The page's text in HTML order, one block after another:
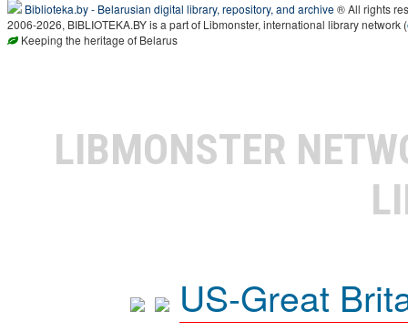
Biblioteka.by - Belarusian digital library, repository, and archive® All rights
2006-2026, BIBLIOTEKA.BY is a part of Libmonster, international library network (
Keeping the heritage of Belarus
LIBMONSTER
US-Great